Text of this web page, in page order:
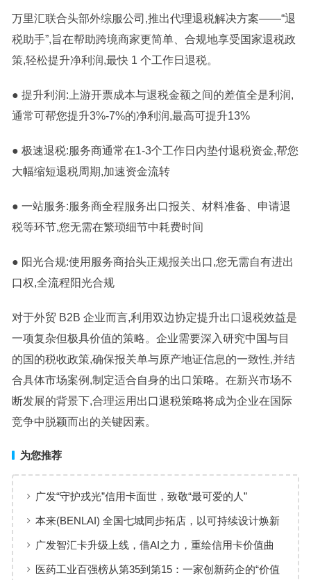
万里汇联合头部外综服公司,推出代理退税解决方案——“退
税助手”,旨在帮助跨境商家更简单、合规地享受国家退税政
策,轻松提升净利润,最快 1 个工作日退税。
● 提升利润:上游开票成本与退税金额之间的差值全是利润,
通常可帮您提升3%-7%的净利润,最高可提升13%
● 极速退税:服务商通常在1-3个工作日内垫付退税资金,帮您
大幅缩短退税周期,加速资金流转
● 一站服务:服务商全程服务出口报关、材料准备、申请退
税等环节,您无需在繁琐细节中耗费时间
● 阳光合规:使用服务商抬头正规报关出口,您无需自有进出
口权,全流程阳光合规
对于外贸 B2B 企业而言,利用双边协定提升出口退税效益是
一项复杂但极具价值的策略。企业需要深入研究中国与目
的国的税收政策,确保报关单与原产地证信息的一致性,并结
合具体市场案例,制定适合自身的出口策略。在新兴市场不
断发展的背景下,合理运用出口退税策略将成为企业在国际
竞争中脱颖而出的关键因素。
为您推荐
广发“守护戎光”信用卡面世，致敬“最可爱的人”
本来(BENLAI) 全国七城同步拓店，以可持续设计焕新
品牌体验
广发智汇卡升级上线，借AI之力，重绘信用卡价值曲
线
医药工业百强榜从第35到第15：一家创新药企的“价值